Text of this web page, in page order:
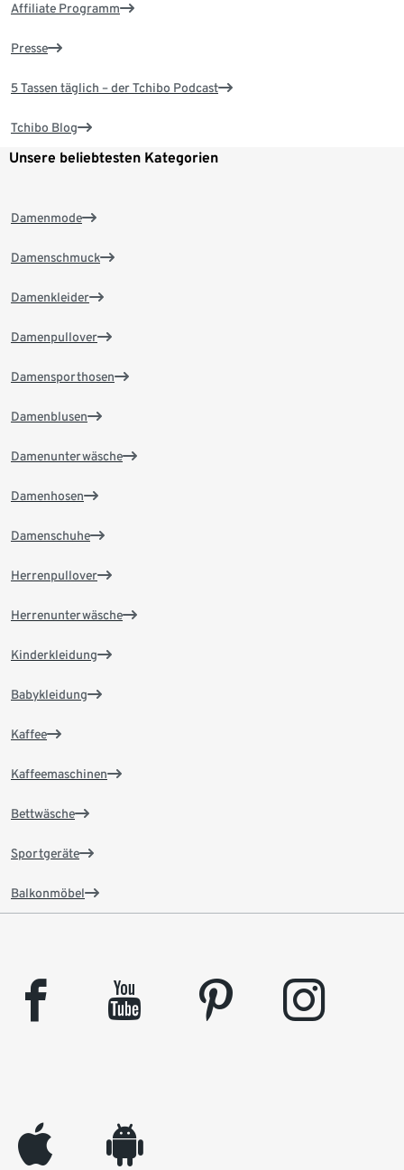
Affiliate Programm
Presse
5 Tassen täglich – der Tchibo Podcast
Tchibo Blog
Unsere beliebtesten Kategorien
Damenmode
Damenschmuck
Damenkleider
Damenpullover
Damensporthosen
Damenblusen
Damenunterwäsche
Damenhosen
Damenschuhe
Herrenpullover
Herrenunterwäsche
Kinderkleidung
Babykleidung
Kaffee
Kaffeemaschinen
Bettwäsche
Sportgeräte
Balkonmöbel
facebook youtube pinterest instagram
appleinc android